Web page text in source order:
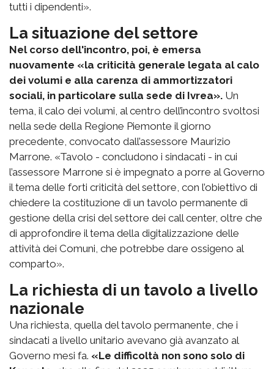
tutti i dipendenti».
La situazione del settore
Nel corso dell'incontro, poi, è emersa
nuovamente «la criticità generale legata al calo
dei volumi e alla carenza di ammortizzatori
sociali, in particolare sulla sede di Ivrea». Un
tema, il calo dei volumi, al centro dell’incontro svoltosi
nella sede della Regione Piemonte il giorno
precedente, convocato dall’assessore Maurizio
Marrone. «Tavolo - concludono i sindacati - in cui
l’assessore Marrone si è impegnato a porre al Governo
il tema delle forti criticità del settore, con l’obiettivo di
chiedere la costituzione di un tavolo permanente di
gestione della crisi del settore dei call center, oltre che
di approfondire il tema della digitalizzazione delle
attività dei Comuni, che potrebbe dare ossigeno al
comparto».
La richiesta di un tavolo a livello
nazionale
Una richiesta, quella del tavolo permanente, che i
sindacati a livello unitario avevano già avanzato al
Governo mesi fa. «Le difficoltà non sono solo di